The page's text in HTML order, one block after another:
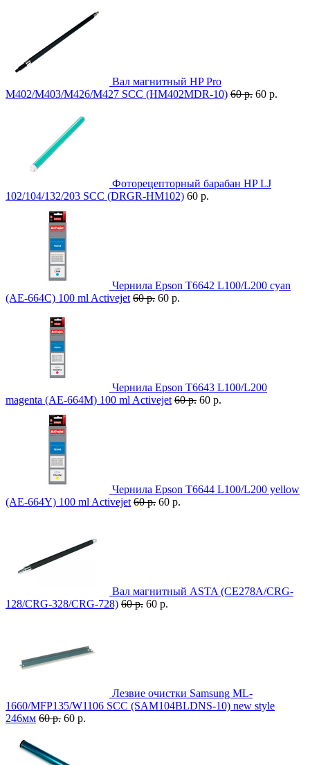
Вал магнитный HP Pro
M402/M403/M426/M427 SCC (HM402MDR-10) 60 р. 60 р.
Фоторецепторный барабан HP LJ
102/104/132/203 SCC (DRGR-HM102) 60 р.
Чернила Epson T6642 L100/L200 cyan
(AE-664C) 100 ml Activejet 60 р. 60 р.
Чернила Epson T6643 L100/L200
magenta (AE-664M) 100 ml Activejet 60 р. 60 р.
Чернила Epson T6644 L100/L200 yellow
(AE-664Y) 100 ml Activejet 60 р. 60 р.
Вал магнитный ASTA (CE278A/CRG-
128/CRG-328/CRG-728) 60 р. 60 р.
Лезвие очистки Samsung ML-
1660/MFP135/W1106 SCC (SAM104BLDNS-10) new style
246мм 60 р. 60 р.